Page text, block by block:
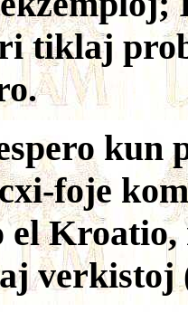
tiklaj
kun
foje
el
verkistoj